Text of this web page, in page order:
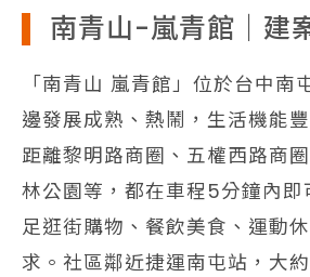
南青山-嵐青館｜建
「南青山 嵐青館」位於台中南
邊發展成熟、熱鬧，生活機能
距離黎明路商圈、五權西路商
林公園等，都在車程5分鐘內即
足逛街購物、餐飲美食、運動
求。社區鄰近捷運南屯站，大